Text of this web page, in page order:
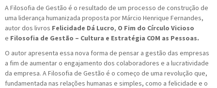
A Filosofia de Gestão é o resultado de um processo de construção de
uma liderança humanizada proposta por Márcio Henrique Fernandes,
autor dos livros Felicidade Dá Lucro, O Fim do Círculo Vicioso
e Filosofia de Gestão – Cultura e Estratégia COM as Pessoas.
O autor apresenta essa nova forma de pensar a gestão das empresas
a fim de aumentar o engajamento dos colaboradores e a lucratividade
da empresa. A Filosofia de Gestão é o começo de uma revolução que,
fundamentada nas relações humanas e simples, como a felicidade e o